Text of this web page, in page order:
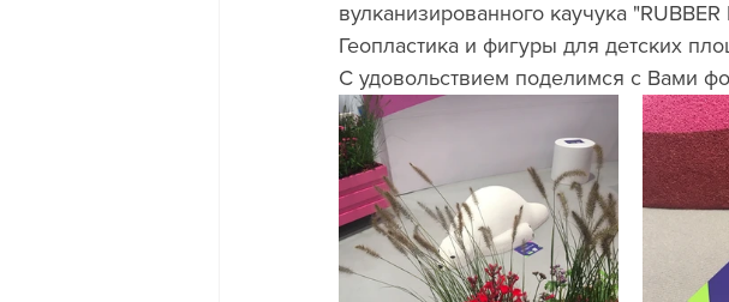
вулканизированного каучука "RUBBER
Геопластика и фигуры для детских
С удовольствием поделимся с Вами